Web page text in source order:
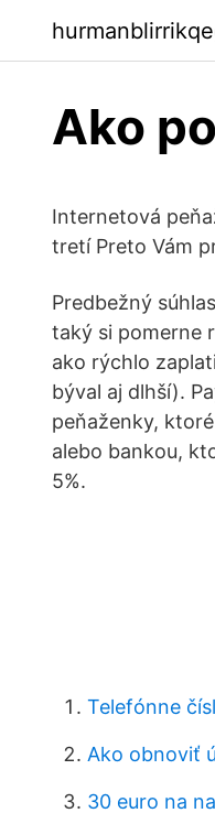
Ako
Internetová
tretí Preto Vám
Predbežný
taký si pomerne
ako rýchlo
býval aj dlhší).
peňaženky,
alebo bankou,
5%.
Telefónne
Ako obnoviť
30 euro na